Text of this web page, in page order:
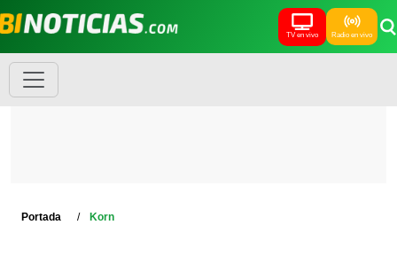
TV en vivo Radio en vivo
Portada Korn